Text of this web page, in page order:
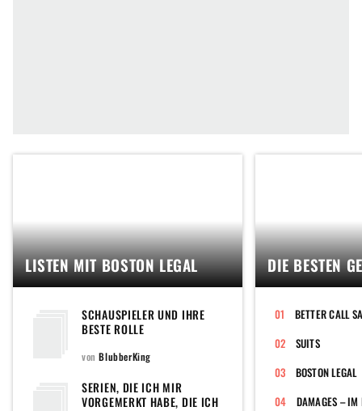
LISTEN MIT BOSTON LEGAL
SCHAUSPIELER UND IHRE
BESTE ROLLE
vonBlubberKing
SERIEN, DIE ICH MIR
VORGEMERKT HABE, DIE ICH
DIE BESTEN
BETTER CALL
SUITS
BOSTON LEGAL
DAMAGES – IM